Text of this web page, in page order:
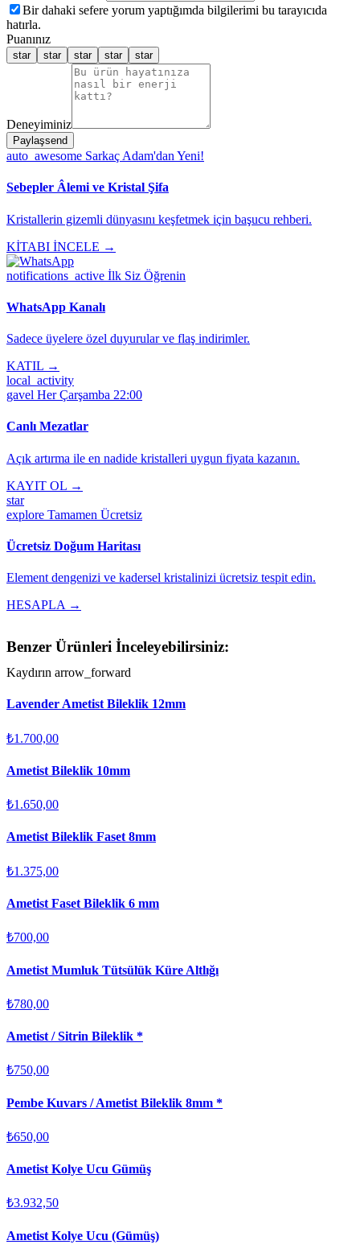
Bir dahaki sefere yorum yaptığımda bilgilerimi bu tarayıcıda
hatırla.
Puanınız
star star star star star
Deneyiminiz
Paylaşsend
auto_awesome Sarkaç Adam'dan Yeni!
Sebepler Âlemi ve Kristal Şifa
Kristallerin gizemli dünyasını keşfetmek için başucu rehberi.
KİTABI İNCELE →
notifications_active İlk Siz Öğrenin
WhatsApp Kanalı
Sadece üyelere özel duyurular ve flaş indirimler.
KATIL →
local_activity
gavel Her Çarşamba 22:00
Canlı Mezatlar
Açık artırma ile en nadide kristalleri uygun fiyata kazanın.
KAYIT OL →
star
explore Tamamen Ücretsiz
Ücretsiz Doğum Haritası
Element dengenizi ve kadersel kristalinizi ücretsiz tespit edin.
HESAPLA →
Benzer Ürünleri İnceleyebilirsiniz:
Kaydırın arrow_forward
Lavender Ametist Bileklik 12mm
₺1.700,00
Ametist Bileklik 10mm
₺1.650,00
Ametist Bileklik Faset 8mm
₺1.375,00
Ametist Faset Bileklik 6 mm
₺700,00
Ametist Mumluk Tütsülük Küre Altlığı
₺780,00
Ametist / Sitrin Bileklik *
₺750,00
Pembe Kuvars / Ametist Bileklik 8mm *
₺650,00
Ametist Kolye Ucu Gümüş
₺3.932,50
Ametist Kolye Ucu (Gümüş)